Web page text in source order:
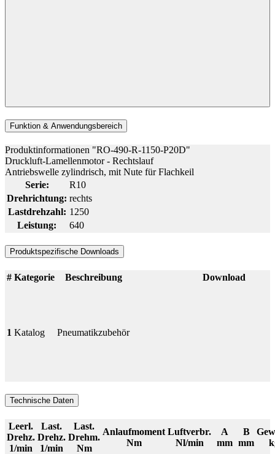
Funktion & Anwendungsbereich
Produktinformationen "RO-490-R-1150-P20D"
Druckluft-Lamellenmotor - Rechtslauf
Antriebswelle zylindrisch, mit Nute für Flachkeil
Serie:
R10
Drehrichtung: rechts
Lastdrehzahl: 1250
Leistung:
640
Produktspezifische Downloads
# Kategorie Beschreibung Download
1 Katalog Pneumatikzubehör
Technische Daten
Leerl.
Drehz.
1/min
Last.
Drehz.
1/min
Last.
Drehm.
Nm
Anlaufmoment
Nm
Luftverbr.
Nl/min
A
mm
B
mm